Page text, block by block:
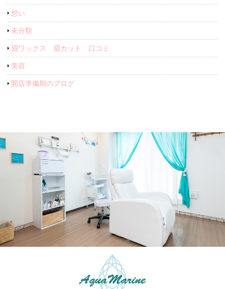
想い
未分類
眉ワックス 眉カット 口コミ
美容
開店準備期のブログ